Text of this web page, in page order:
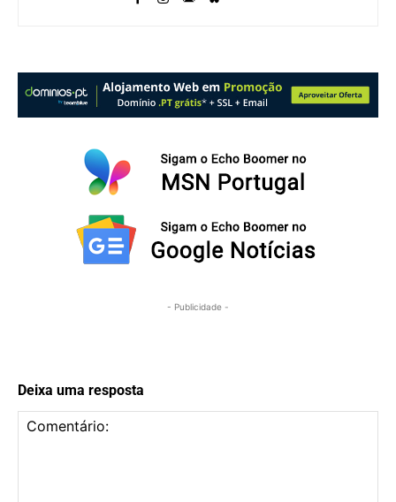
- Publicidade -
Deixa uma resposta